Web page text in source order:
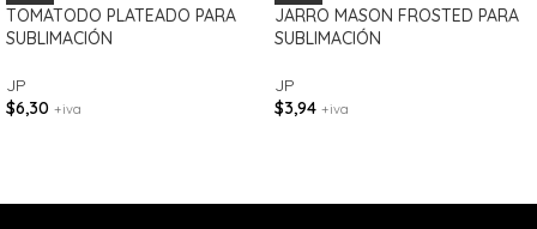
TOMATODO PLATEADO PARA
SUBLIMACIÓN
JP
$6,30 +iva
JARRO MASON FROSTED PARA
SUBLIMACIÓN
JP
$3,94 +iva